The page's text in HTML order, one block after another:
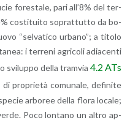
fo­re­sta­le, pari all’8% del ter­
co­sti­tui­to so­prat­tut­to da bo­
“sel­va­ti­co ur­ba­no”; a ti­to­lo
i ter­re­ni agri­co­li adia­cen­ti
svi­lup­po della tram­via 4.2 ATs
pro­prie­tà co­mu­na­le, de­fi­ni­te
ar­bo­ree della flora lo­ca­le;
Poco lon­ta­no un altro ap­